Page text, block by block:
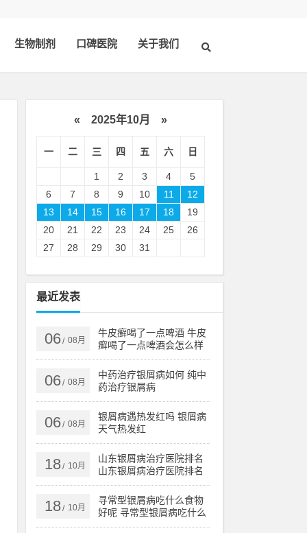
生物制剂 口碑医院 关于我们
« 2025年10月 »
一 二 三 四 五 六 日
1 2 3 4
5
6
7 8 9 10 11
12
13
14 15 16 17 18
19
20
21 22 23 24 25
26
27
28 29 30 31
最近发表
06/ 08月
牛皮癣喝了一点啤酒 牛皮
癣喝了一点啤酒会怎么样
06/ 08月
中药治疗银屑病如何 纯中
药治疗银屑病
06/ 08月
银屑病遇热发红吗 银屑病
天气热发红
18/ 10月
山东银屑病治疗医院排名
山东银屑病治疗医院排名
榜
18/ 10月
寻常型银屑病吃什么食物
好呢 寻常型银屑病吃什么
药效果好